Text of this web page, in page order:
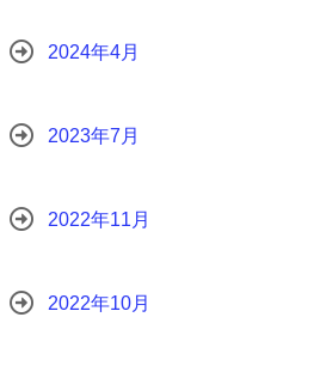
2024年4月
2023年7月
2022年11月
2022年10月